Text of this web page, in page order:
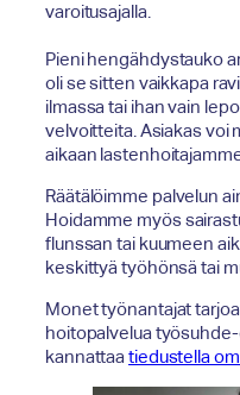
varoitusajalla.
Pieni hengähdystauko
oli se sitten vaikkapa
ilmassa tai ihan vain
velvoitteita. Asiakas voi
aikaan
Räätälöimme palvelun
Hoidamme myös
flunssan tai kuumeen
keskittyä työhönsä tai
Monet työnantajat
hoitopalvelua
kannattaatiedustella